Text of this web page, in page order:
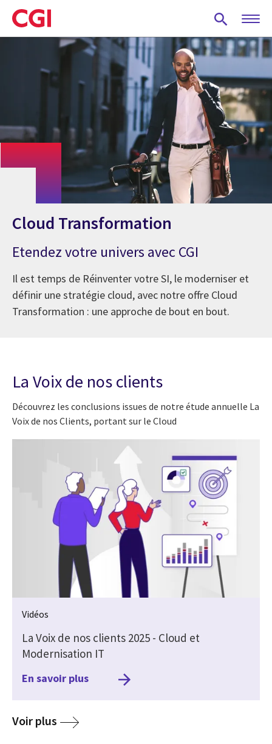
Skip
to
main
Cloud Transformation
Etendez votre univers avec CGI
Il est temps de Réinventer votre SI, le moderniser et
définir une stratégie cloud, avec notre offre Cloud
Transformation : une approche de bout en bout.
La Voix de nos clients
Découvrez les conclusions issues de notre étude annuelle La
Voix de nos Clients, portant sur le Cloud
Vidéos
La Voix de nos clients 2025 - Cloud et
Modernisation IT
En savoir plus
Voir plus media